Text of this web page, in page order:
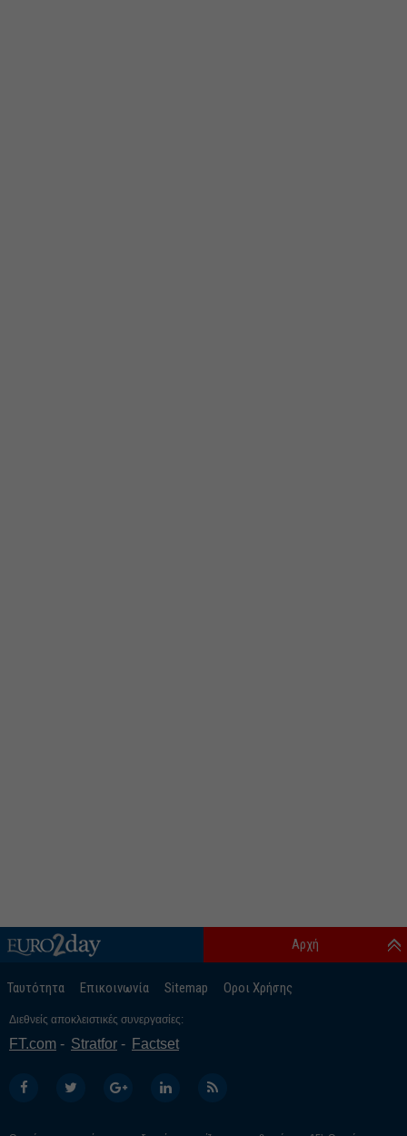
Ταυτότητα Επικοινωνία Sitemap Οροι Χρήσης
Αρχή
Διεθνείς αποκλειστικές συνεργασίες:
FT.com Stratfor Factset